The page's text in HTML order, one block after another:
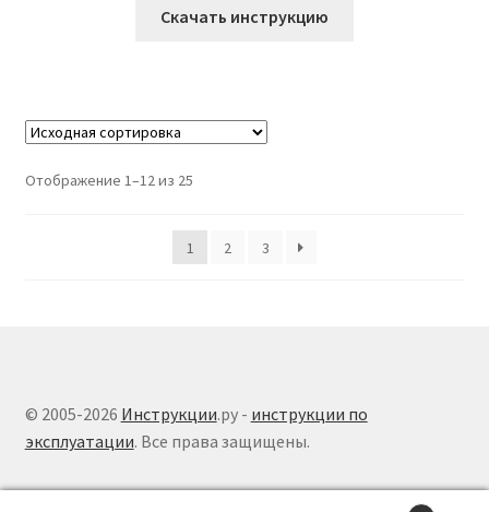
Скачать инструкцию
Отображение 1–12 из 25
1 2 3
© 2005-2026 Инструкции.ру - инструкции по
эксплуатации. Все права защищены.